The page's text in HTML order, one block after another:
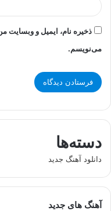
ذخیره نام، ایمیل و وبسایت
می‌نویسم.
دسته‌ها
دانلود آهنگ جدید
آهنگ های جدید